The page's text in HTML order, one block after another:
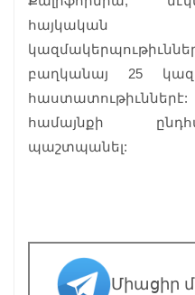
բաղկանայ 25
համայնքի
պաշտպանել:
Միացիր